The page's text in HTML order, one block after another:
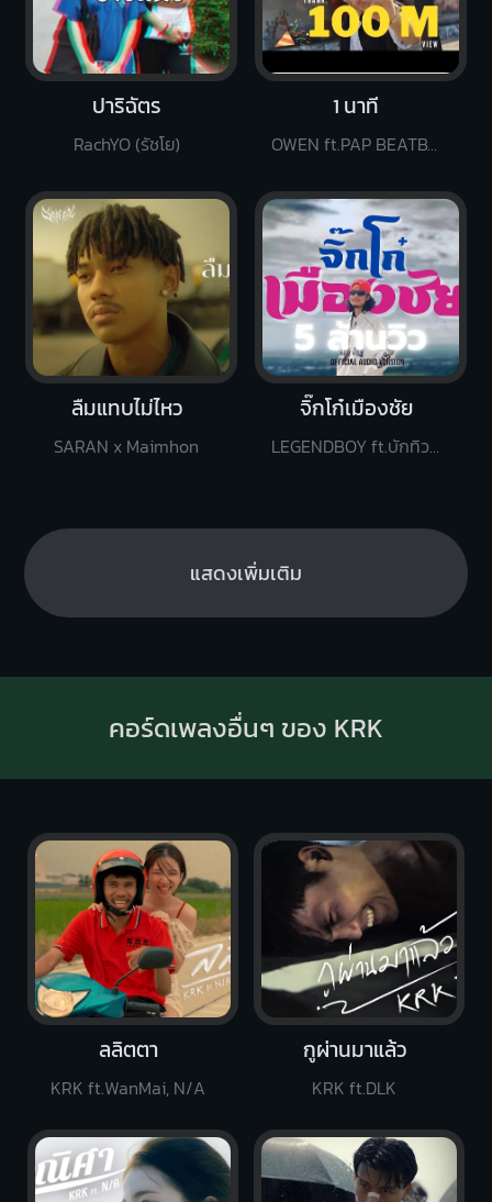
ปาริฉัตร
RachYO (รัชโย)
1 นาที
OWEN ft.PAP BEATBAND
ลืมแทบไม่ไหว
SARAN x Maimhon
จิ๊กโก๋เมืองชัย
LEGENDBOY ft.บักทิว สำรวยเสียงแคน
แสดงเพิ่มเติม
คอร์ดเพลงอื่นๆ ของ KRK
กูผ่านมาแล้ว
KRK ft.DLK
ลลิตตา
KRK ft.WanMai, N/A